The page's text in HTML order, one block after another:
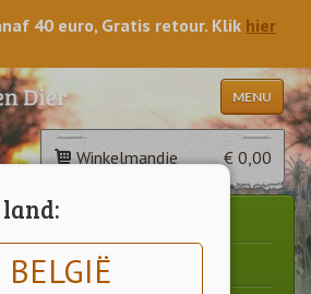
land:
BELGIË
40 euro, Gratis retour. Klik hier
MENU
Winkelmandje € 0,00